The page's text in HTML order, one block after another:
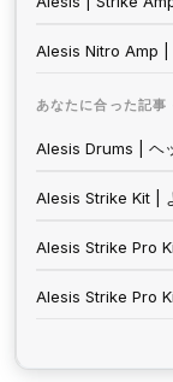
Alesis Nitro Amp |
あなたに合った記事
Alesis Strike Kit |
Alesis Strike Pro
Alesis Strike Pro